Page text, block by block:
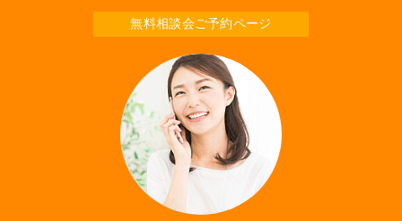
無料相談会ご予約ページ